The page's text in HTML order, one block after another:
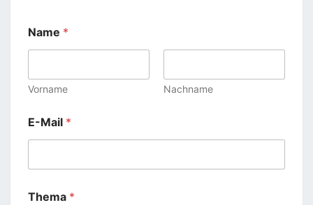
Name *
Vorname Nachname
E-Mail *
Thema *